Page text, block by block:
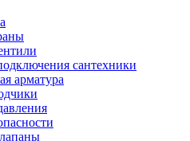
сантехники
арматура